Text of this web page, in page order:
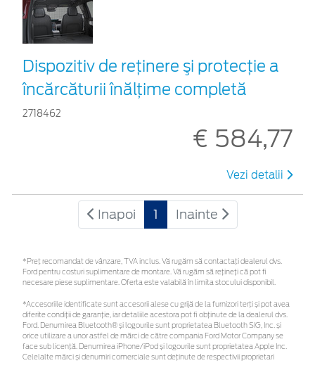
Dispozitiv de reţinere şi protecţie a
încărcăturii înălțime completă
2718462
€ 584,77
Vezi detalii
Inapoi 1 Inainte
*Preţ recomandat de vânzare, TVA inclus. Vă rugăm să contactaţi dealerul dvs.
Ford pentru costuri suplimentare de montare. Vă rugăm să rețineți că pot fi
necesare piese suplimentare. Oferta este valabilă în limita stocului disponibil.
*Accesoriile identificate sunt accesorii alese cu grijă de la furnizori terți și pot avea
diferite condiții de garanție, iar detaliile acestora pot fi obținute de la dealerul dvs.
Ford. Denumirea Bluetooth® și logourile sunt proprietatea Bluetooth SIG, Inc. și
orice utilizare a unor astfel de mărci de către compania Ford Motor Company se
face sub licență. Denumirea iPhone/iPod și logourile sunt proprietatea Apple Inc.
Celelalte mărci și denumiri comerciale sunt deținute de respectivii proprietari